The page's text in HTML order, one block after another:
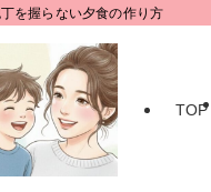
を握らない夕食の作り方
TOP